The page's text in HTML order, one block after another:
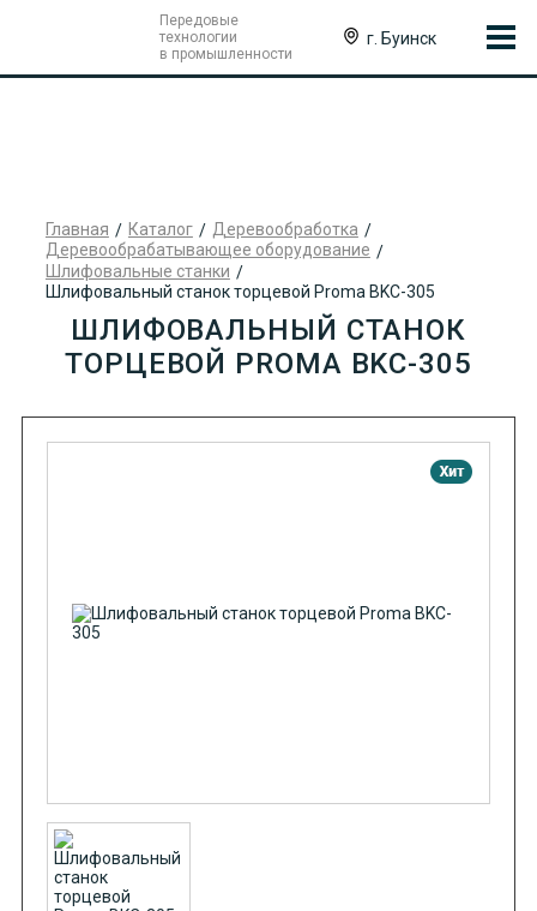
Передовые
технологии
в промышленности
г. Буинск
Главная Каталог
Деревообработка
Деревообрабатывающее оборудование
Шлифовальные станки
Шлифовальный станок торцевой Proma BKC-305
ШЛИФОВАЛЬНЫЙ СТАНОК
ТОРЦЕВОЙ PROMA BKC-305